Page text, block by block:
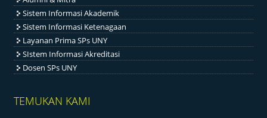
Sistem Informasi Akademik
Sistem Informasi Ketenagaan
Layanan Prima SPs UNY
SIstem Informasi Akreditasi
Dosen SPs UNY
TEMUKAN KAMI